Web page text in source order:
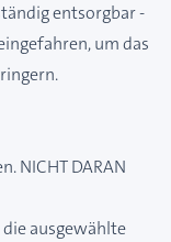
entsorgbar -
um das
NICHT DARAN
ausgewählte